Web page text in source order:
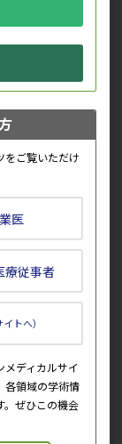
グループで
すべて大学病院
りがあったら
うやく浸透し
に増えていま
から紹介された
いが、それで
腫瘍の専門家に
定させるのは腫
（川端医
ループがプロ
といった良性
を託す。ただ
することを惜し
プに所属して
その医師がサポ
をご覧いただけ
医
療従事者
トへ）
ディカルサイ
各領域の学術情
。ぜひこの機会